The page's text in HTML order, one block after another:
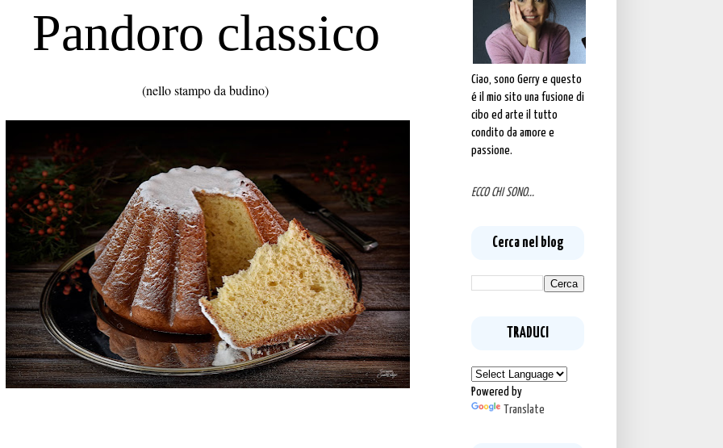
Pandoro classico
(nello stampo da budino)
Ciao, sono Gerry e questo
é il mio sito una fusione di
cibo ed arte il tutto
condito da amore e
passione.
ECCO CHI SONO...
Cerca nel blog
TRADUCI
Powered by
Translate